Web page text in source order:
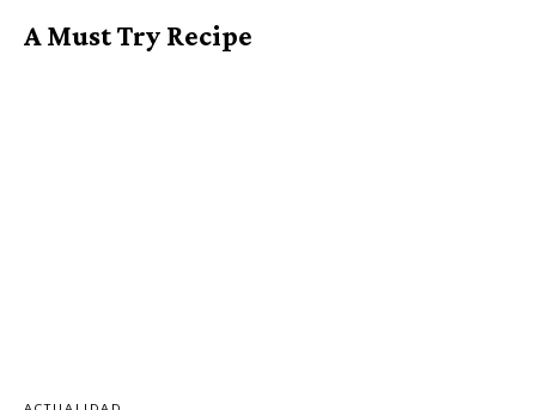
A Must Try Recipe